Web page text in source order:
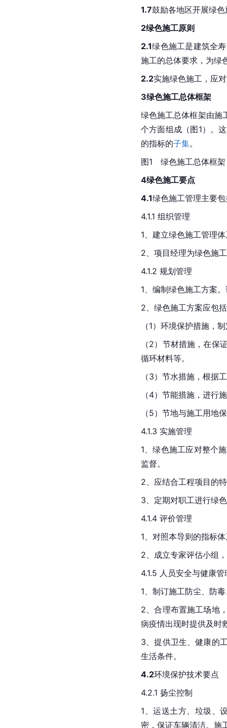
1.7鼓励各地区开展绿
2绿色施工原则
2.1绿色施工是建筑全
施工的总体要求，为绿
2.2实施绿色施工，应
3绿色施工总体框架
绿色施工总体框架由施
个方面组成（图1）。
的指标的子集。
图1　绿色施工总体框
4绿色施工要点
4.1绿色施工管理主要
4.1.1 组织管理
1、建立绿色施工管理
2、项目经理为绿色施
4.1.2 规划管理
1、编制绿色施工方案
2、绿色施工方案应包
（1）环境保护措施，
（2）节材措施，在保
循环材料等。
（3）节水措施，根据
（4）节能措施，进行
（5）节地与施工用地
4.1.3 实施管理
1、绿色施工应对整个
监督。
2、应结合工程项目的
3、定期对职工进行绿
4.1.4 评价管理
1、对照本导则的指标
2、成立专家评估小组
4.1.5 人员安全与健康管
1、制订施工防尘、防
2、合理布置施工场地
病疫情出现时提供及时
3、提供卫生、健康的
生活条件。
4.2环境保护技术要点
4.2.1 扬尘控制
1、运送土方、垃圾、
密，保证车辆清洁。施